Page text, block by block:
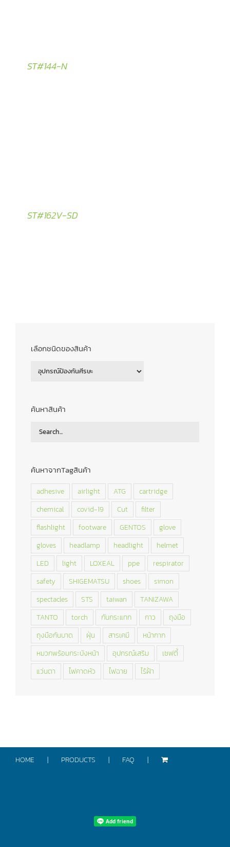
ST#144-N
ST#162V-SD
เลือกชนิดของสินค้า
ค้นหาสินค้า
ค้นหาจากTagสินค้า
adhesive airlight ATG
cartridge
chemical
covid-19 Cut
filter
flashlight
footware GENTOS
glove
gloves
headlamp headlight
helmet
LED
light LOXEAL ppe
respirator
safety
SHIGEMATSU shoes
simon
spectacles
STS taiwan
TANIZAWA
TANTO
torch กันกระแทก กาว
ถุงมือ
ถุงมือกันบาด
ฝุ่น สารเคมี
หน้ากาก
หมวกพร้อมกระบังหน้า
อุปกรณ์เสริม
เซฟตี้
แว่นตา
ไฟคาดหัว ไฟฉาย ไร้ฝ้า
HOME PRODUCTS FAQ